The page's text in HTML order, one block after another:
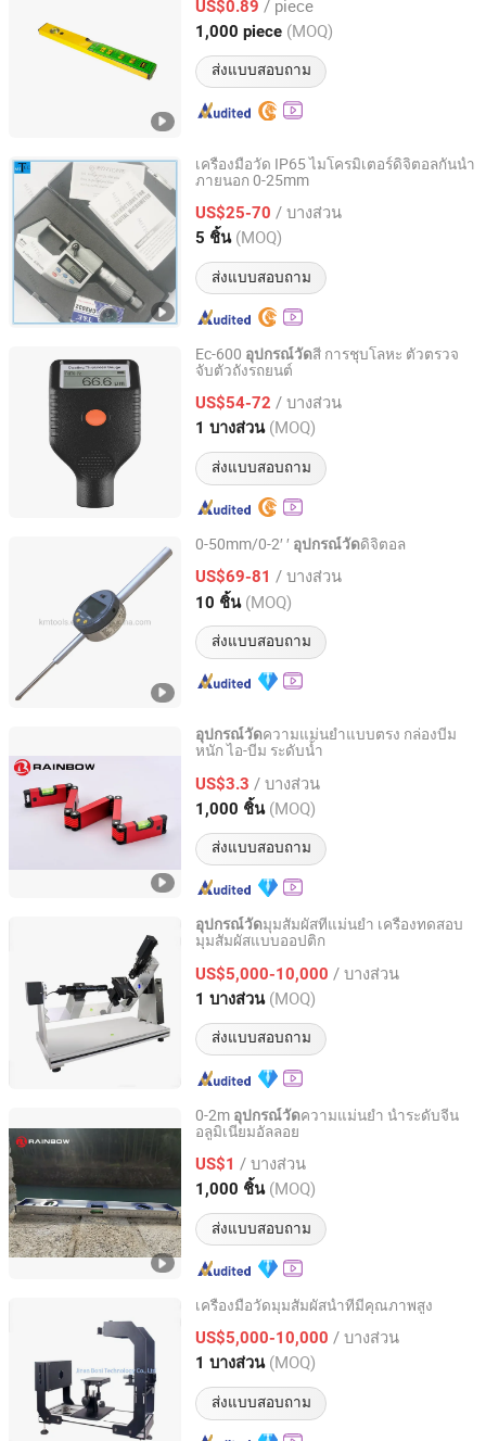
US$0.89 / piece
1,000 piece (MOQ)
ส่งแบบสอบถาม
Zhejiang, China อัตราจาก 2025
เครื่องมือวัด IP65 ไมโครมิเตอร์ดิจิตอลกันน้ำ
ภายนอก 0-25mm
US$25-70 / บางส่วน
5 ชิ้น (MOQ)
ส่งแบบสอบถาม
Mitech Metrology Co., Ltd.
Guangdong, China อัตราจาก 2014
Ec-600 อุปกรณ์วัดสี การชุบโลหะ ตัวตรวจ
จับตัวถังรถยนต์
US$54-72 / บางส่วน
1 บางส่วน (MOQ)
ส่งแบบสอบถาม
Shenzhen Yowexa Measurement Technology Co., Ltd.
Guangdong, China อัตราจาก 2015
0-50mm/0-2′ ′ อุปกรณ์วัดดิจิตอล
US$69-81 / บางส่วน
10 ชิ้น (MOQ)
ส่งแบบสอบถาม
Deko Corporation
Shaanxi, China อัตราจาก 2016
อุปกรณ์วัดความแม่นยำแบบตรง กล่องบีม
หนัก ไอ-บีม ระดับน้ำ
US$3.3 / บางส่วน
1,000 ชิ้น (MOQ)
ส่งแบบสอบถาม
Shanghai Rainbow Industry and Trade Co., Ltd.
Shanghai, China อัตราจาก 2020
อุปกรณ์วัดมุมสัมผัสที่แม่นยำ เครื่องทดสอบ
มุมสัมผัสแบบออปติก
US$5,000-10,000 / บางส่วน
1 บางส่วน (MOQ)
ส่งแบบสอบถาม
Jinan Boni Technology Co., Ltd
Shandong, China อัตราจาก 2023
0-2m อุปกรณ์วัดความแม่นยำ น้ำระดับจีน
อลูมิเนียมอัลลอย
US$1 / บางส่วน
1,000 ชิ้น (MOQ)
ส่งแบบสอบถาม
Shanghai Rainbow Industry and Trade Co., Ltd.
Shanghai, China อัตราจาก 2020
เครื่องมือวัดมุมสัมผัสน้ำที่มีคุณภาพสูง
US$5,000-10,000 / บางส่วน
1 บางส่วน (MOQ)
ส่งแบบสอบถาม
Jinan Boni Technology Co., Ltd
Shandong, China อัตราจาก 2023